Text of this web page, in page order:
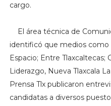
cargo.
El área técnica de
identificó que medios como
Espacio; Entre Tlaxcaltecas;
Liderazgo, Nueva Tlaxcala
Prensa Tlx publicaron
candidatas a diversos